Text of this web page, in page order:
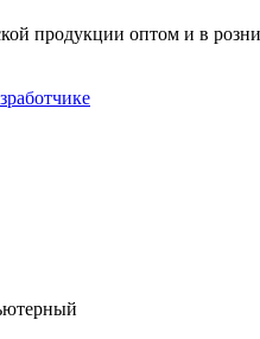
продукции оптом и в